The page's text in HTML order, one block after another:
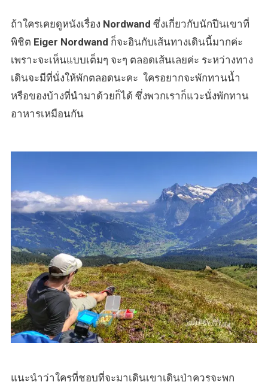
ถ้าใครเคยดูหนังเรื่อง Nordwand ซึ่งเกี่ยวกับนักปีนเขาที่
พิชิต Eiger Nordwand ก็จะอินกับเส้นทางเดินนี้มากค่ะ
เพราะจะเห็นแบบเต็มๆ จะๆ ตลอดเส้นเลยค่ะ ระหว่างทาง
เดินจะมีที่นั่งให้พักตลอดนะคะ ใครอยากจะพักทานน้ำ
หรือของบ้างที่นำมาด้วยก็ได้ ซึ่งพวกเราก็แวะนั่งพักทาน
อาหารเหมือนกัน
แนะนำว่าใครที่ชอบที่จะมาเดินเขาเดินป่าควรจะพก